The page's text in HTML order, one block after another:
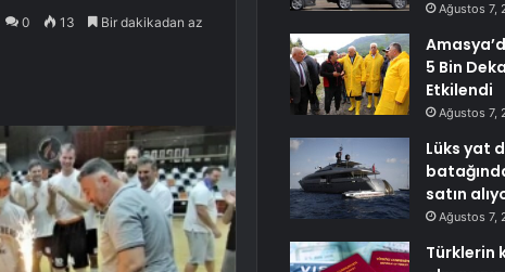
0 13 Bir dakikadan az
Ağustos 7,
5 Bin
Etkilendi
Ağustos 7,
Lüks yat
satın
Ağustos 7,
Türklerin